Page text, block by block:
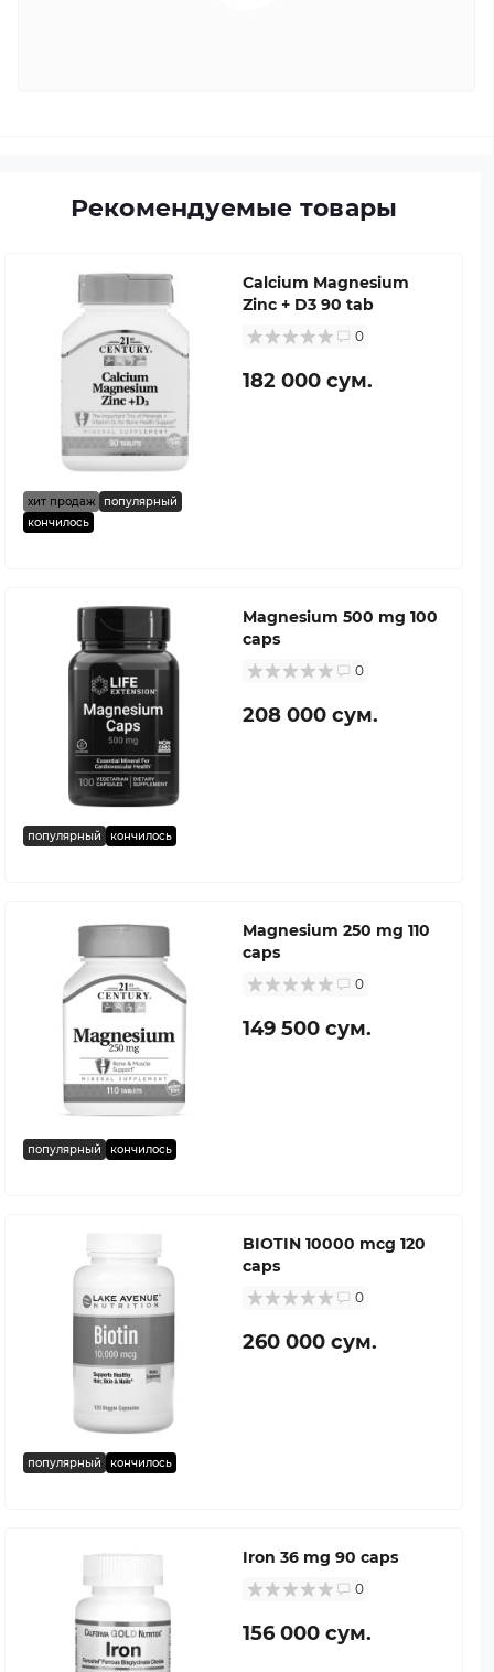
Рекомендуемые товары
хит продаж
популярный
кончилось
Calcium Magnesium
Zinc + D3 90 tab
0
182 000 сум.
популярный кончилось
Magnesium 500 mg 100
caps
0
208 000 сум.
популярный кончилось
Magnesium 250 mg 110
caps
0
149 500 сум.
популярный кончилось
BIOTIN 10000 mcg 120
caps
0
260 000 сум.
Iron 36 mg 90 caps
0
156 000 сум.